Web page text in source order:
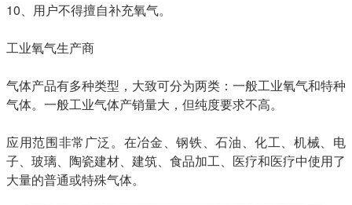
10、用户不得擅自补充氧气。
工业氧气生产商
气体产品有多种类型，大致可分为两类：一般工业氧气和特种
气体。一般工业气体产销量大，但纯度要求不高。
应用范围非常广泛。在冶金、钢铁、石油、化工、机械、电
子、玻璃、陶瓷建材、建筑、食品加工、医疗和医疗中使用了
大量的普通或特殊气体。